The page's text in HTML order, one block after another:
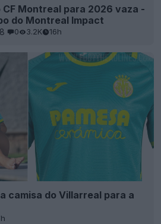
Montreal para 2026 vaza -
do Montreal Impact
8 0 3.2K 16h
camisa do Villarreal para a